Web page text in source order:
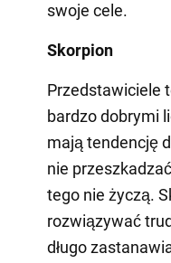
swoje cele.
Skorpion
Przedstawiciele
bardzo dobrymi
mają tendencję
nie
tego nie życzą.
rozwiązywać
długo